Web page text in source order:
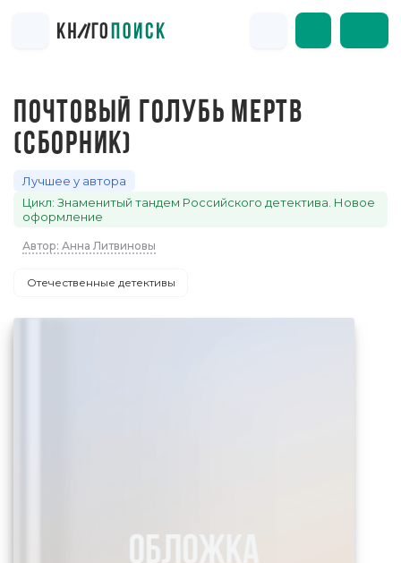
ПОЧТОВЫЙ ГОЛУБЬ МЕРТВ
(СБОРНИК)
Лучшее у автора
Цикл: Знаменитый тандем Российского детектива. Новое
оформление
Автор: Анна Литвиновы
Отечественные детективы